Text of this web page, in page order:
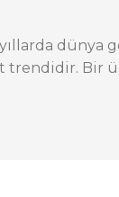
dünya
trendidir. Bir